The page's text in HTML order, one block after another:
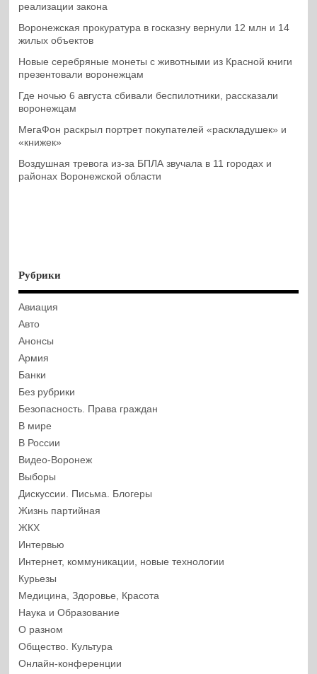
реализации закона
Воронежская прокуратура в госказну вернули 12 млн и 14
жилых объектов
Новые серебряные монеты с животными из Красной книги
презентовали воронежцам
Где ночью 6 августа сбивали беспилотники, рассказали
воронежцам
МегаФон раскрыл портрет покупателей «раскладушек» и
«книжек»
Воздушная тревога из-за БПЛА звучала в 11 городах и
районах Воронежской области
Рубрики
Авиация
Авто
Анонсы
Армия
Банки
Без рубрики
Безопасность. Права граждан
В мире
В России
Видео-Воронеж
Выборы
Дискуссии. Письма. Блогеры
Жизнь партийная
ЖКХ
Интервью
Интернет, коммуникации, новые технологии
Курьезы
Медицина, Здоровье, Красота
Наука и Образование
О разном
Общество. Культура
Онлайн-конференции